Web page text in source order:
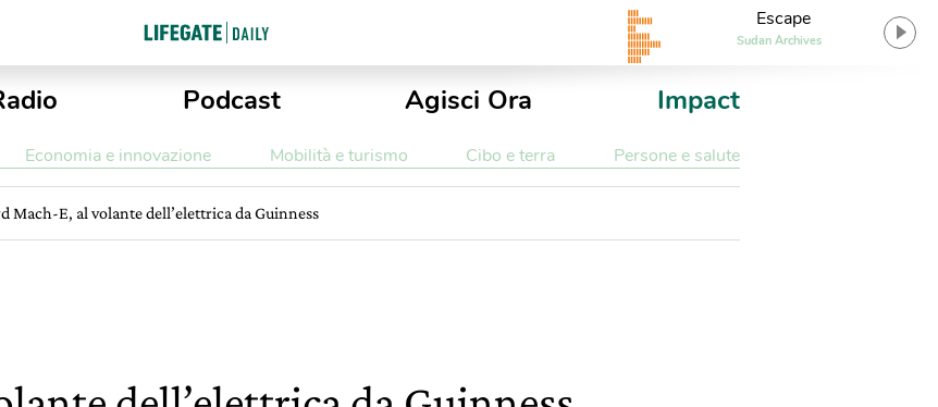
Escape
Sudan Archives
Podcast Agisci Ora Impact
Economia e innovazione Mobilità e turismo Cibo e terra Persone e salute
Mach-E, al volante dell’elettrica da Guinness